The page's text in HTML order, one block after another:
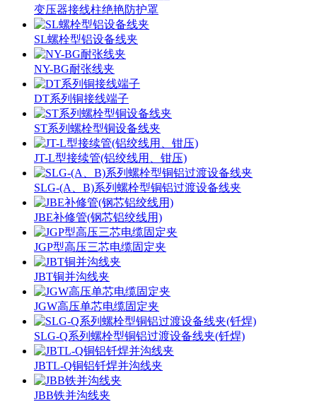
变压器接线柱绝艳防护罩
SL螺栓型铝设备线夹
NY-BG耐张线夹
DT系列铜接线端子
ST系列螺栓型铜设备线夹
JT-L型接续管(铝绞线用、钳压)
SLG-(A、B)系列螺栓型铜铝过渡设备线夹
JBE补修管(钢芯铝绞线用)
JGP型高压三芯电缆固定夹
JBT铜并沟线夹
JGW高压单芯电缆固定夹
SLG-Q系列螺栓型铜铝过渡设备线夹(钎焊)
JBTL-Q铜铝钎焊并沟线夹
JBB铁并沟线夹